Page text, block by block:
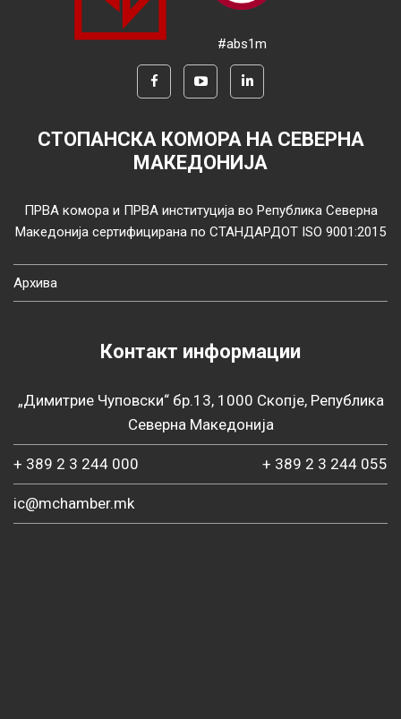
#abs1m
СТОПАНСКА КОМОРА НА СЕВЕРНА
МАКЕДОНИЈА
ПРВА комора и ПРВА институција во Република Северна
Македонија сертифицирана по СТАНДАРДОТ ISO 9001:2015
Архива
Контакт информации
„Димитрие Чуповски“ бр.13, 1000 Скопје, Република
Северна Македонија
+ 389 2 3 244 000 + 389 2 3 244 055
ic@mchamber.mk